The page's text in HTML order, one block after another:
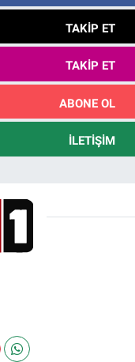
TAKIP ET
TAKIP ET
ABONE OL
İLETIŞIM